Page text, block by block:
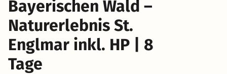
Bayerischen Wald –
Naturerlebnis St.
Englmar inkl. HP | 8
Tage